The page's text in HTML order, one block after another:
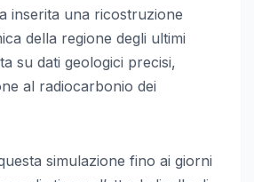
inserita una ricostruzione
della regione degli ultimi
su dati geologici precisi,
al radiocarbonio dei
simulazione fino ai giorni